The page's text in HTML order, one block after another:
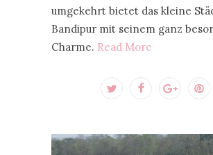
umgekehrt bietet das kleine
Bandipur mit seinem ganz
Charme. Read More